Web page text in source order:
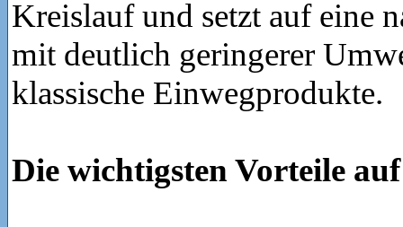
Kreislauf und setzt auf eine
mit deutlich geringerer
klassische Einwegprodukte.
Die wichtigsten Vorteile